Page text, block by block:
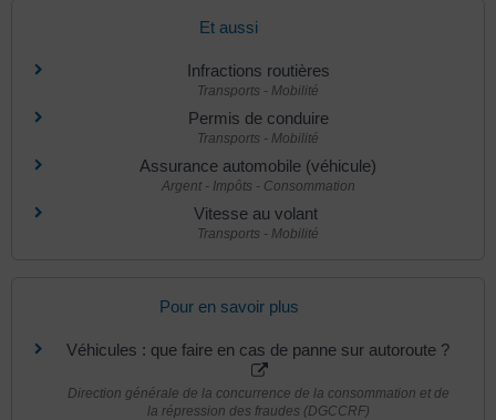
Et aussi
Infractions routières
Transports - Mobilité
Permis de conduire
Transports - Mobilité
Assurance automobile (véhicule)
Argent - Impôts - Consommation
Vitesse au volant
Transports - Mobilité
Pour en savoir plus
Véhicules : que faire en cas de panne sur autoroute ?
Direction générale de la concurrence de la consommation et de
la répression des fraudes (DGCCRF)